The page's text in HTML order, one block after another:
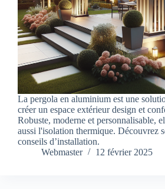
La pergola en aluminium est une
créer un espace extérieur design et
Robuste, moderne et personnalisable,
aussi l'isolation thermique. Découvrez
conseils d’installation.
Webmaster
12 février 2025